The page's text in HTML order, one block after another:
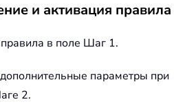
и активация правила
в поле Шаг 1.
параметры при
2.